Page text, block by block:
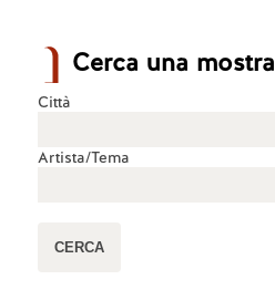
Cerca una mostra
Città
Artista/Tema